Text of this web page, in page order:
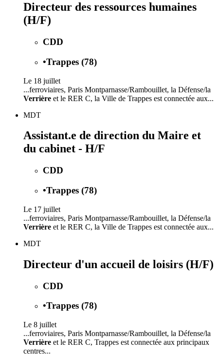
Directeur des ressources humaines
(H/F)
CDD
•Trappes (78)
Le 18 juillet
...ferroviaires, Paris Montparnasse/Rambouillet, la Défense/la
Verrière et le RER C, la Ville de Trappes est connectée aux...
MDT
Assistant.e de direction du Maire et
du cabinet - H/F
CDD
•Trappes (78)
Le 17 juillet
...ferroviaires, Paris Montparnasse/Rambouillet, la Défense/la
Verrière et le RER C, la Ville de Trappes est connectée aux...
MDT
Directeur d'un accueil de loisirs (H/F)
CDD
•Trappes (78)
Le 8 juillet
...ferroviaires, Paris Montparnasse/Rambouillet, la Défense/la
Verrière et le RER C, Trappes est connectée aux principaux
centres...